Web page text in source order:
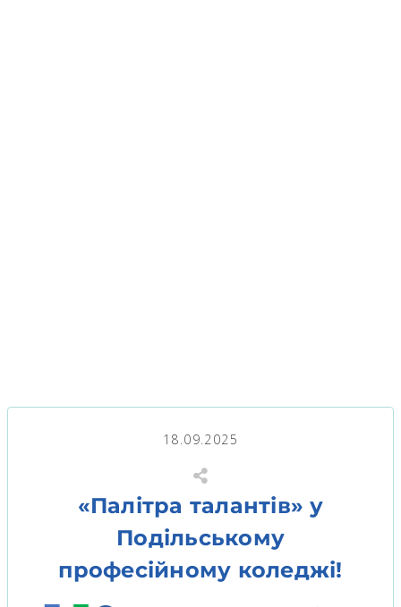
18.09.2025
«Палітра талантів» у
Подільському
професійному коледжі!